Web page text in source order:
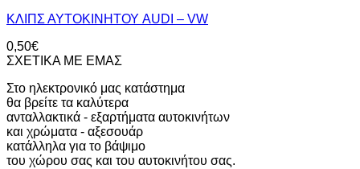
ΚΛΙΠΣ ΑΥΤΟΚΙΝΗΤΟΥ AUDI – VW
0,50€
ΣΧΕΤΙΚΑ ΜΕ ΕΜΑΣ
Στο ηλεκτρονικό μας κατάστημα
θα βρείτε τα καλύτερα
ανταλλακτικά - εξαρτήματα αυτοκινήτων
και χρώματα - αξεσουάρ
κατάλληλα για το βάψιμο
του χώρου σας και του αυτοκινήτου σας.